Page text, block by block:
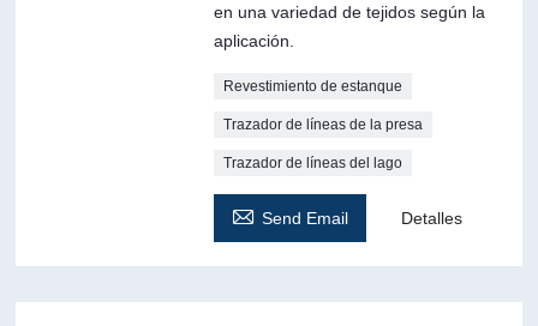
en una variedad de tejidos según la
aplicación.
Revestimiento de estanque
Trazador de líneas de la presa
Trazador de líneas del lago
 Send Email Detalles